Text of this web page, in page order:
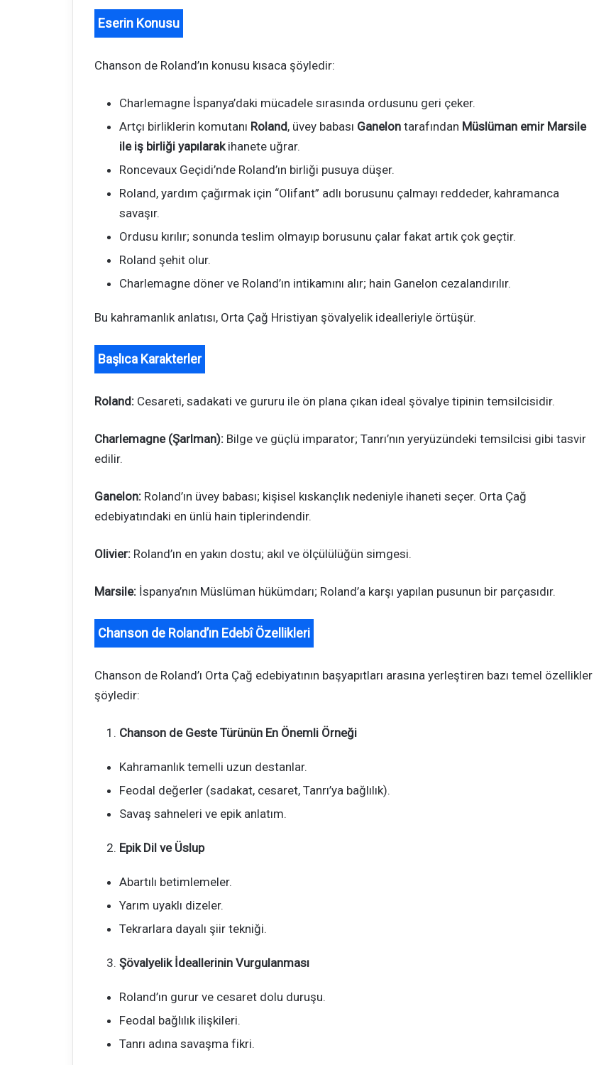
Eserin Konusu
Chanson de Roland’ın konusu kısaca şöyledir:
Charlemagne İspanya’daki mücadele sırasında ordusunu geri çeker.
Artçı birliklerin komutanı Roland, üvey babası Ganelon tarafından Müslüman emir Marsile
ile iş birliği yapılarakihanete uğrar.
Roncevaux Geçidi’nde Roland’ın birliği pusuya düşer.
Roland, yardım çağırmak için “Olifant” adlı borusunu çalmayı reddeder, kahramanca
savaşır.
Ordusu kırılır; sonunda teslim olmayıp borusunu çalar fakat artık çok geçtir.
Roland şehit olur.
Charlemagne döner ve Roland’ın intikamını alır; hain Ganelon cezalandırılır.
Bu kahramanlık anlatısı, Orta Çağ Hristiyan şövalyelik idealleriyle örtüşür.
Başlıca Karakterler
Roland: Cesareti, sadakati ve gururu ile ön plana çıkan ideal şövalye tipinin temsilcisidir.
Charlemagne (Şarlman): Bilge ve güçlü imparator; Tanrı’nın yeryüzündeki temsilcisi gibi tasvir
edilir.
Ganelon: Roland’ın üvey babası; kişisel kıskançlık nedeniyle ihaneti seçer. Orta Çağ
edebiyatındaki en ünlü hain tiplerindendir.
Olivier: Roland’ın en yakın dostu; akıl ve ölçülülüğün simgesi.
Marsile: İspanya’nın Müslüman hükümdarı; Roland’a karşı yapılan pusunun bir parçasıdır.
Chanson de Roland’ın Edebî Özellikleri
Chanson de Roland’ı Orta Çağ edebiyatının başyapıtları arasına yerleştiren bazı temel özellikler
şöyledir:
Chanson de Geste Türünün En Önemli Örneği
Kahramanlık temelli uzun destanlar.
Feodal değerler (sadakat, cesaret, Tanrı’ya bağlılık).
Savaş sahneleri ve epik anlatım.
Epik Dil ve Üslup
Abartılı betimlemeler.
Yarım uyaklı dizeler.
Tekrarlara dayalı şiir tekniği.
Şövalyelik İdeallerinin Vurgulanması
Roland’ın gurur ve cesaret dolu duruşu.
Feodal bağlılık ilişkileri.
Tanrı adına savaşma fikri.